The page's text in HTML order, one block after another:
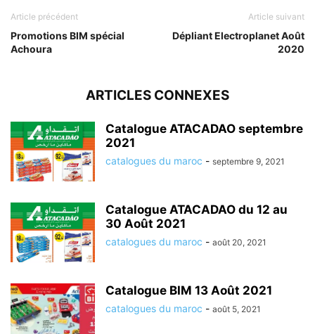
Article précédent
Promotions BIM spécial
Achoura
Article suivant
Dépliant Electroplanet Août
2020
ARTICLES CONNEXES
Catalogue ATACADAO septembre
2021
catalogues du maroc - septembre 9, 2021
Catalogue ATACADAO du 12 au
30 Août 2021
catalogues du maroc - août 20, 2021
Catalogue BIM 13 Août 2021
catalogues du maroc - août 5, 2021